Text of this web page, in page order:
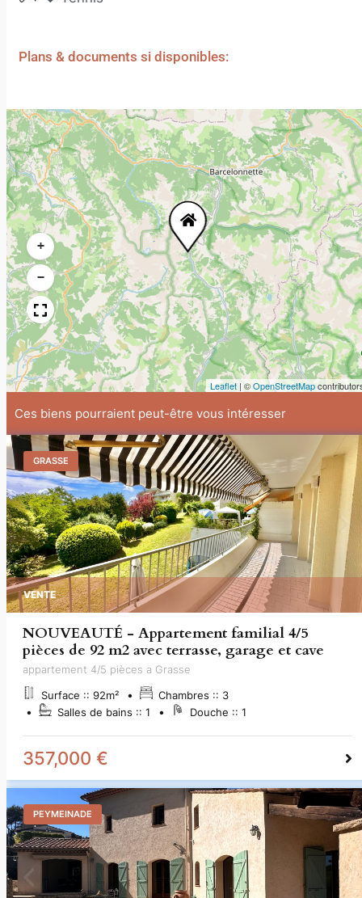
Plans & documents si disponibles:
+
−
Leaflet | ©OpenStreetMap
Ces biens pourraient peut-être vous intéresser
GRASSE
VENTE
NOUVEAUTÉ - Appartement familial 4/5
pièces de 92 m2 avec terrasse, garage et cave
appartement 4/5 pièces a Grasse
Surface :: 92m² Chambres :: 3
Salles de bains :: 1 Douche :: 1
357,000 €
PEYMEINADE